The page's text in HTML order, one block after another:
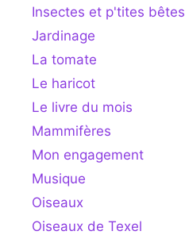
Insectes et p'tites bêtes
Jardinage
La tomate
Le haricot
Le livre du mois
Mammifères
Mon engagement
Musique
Oiseaux
Oiseaux de Texel